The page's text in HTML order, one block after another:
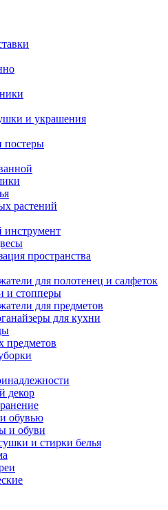
и украшения
постеры
растений
инструмент
пространства
для полотенец и салфеток
и стопперы
для предметов
для кухни
предметов
декор
обувью
и обуви
и стирки белья